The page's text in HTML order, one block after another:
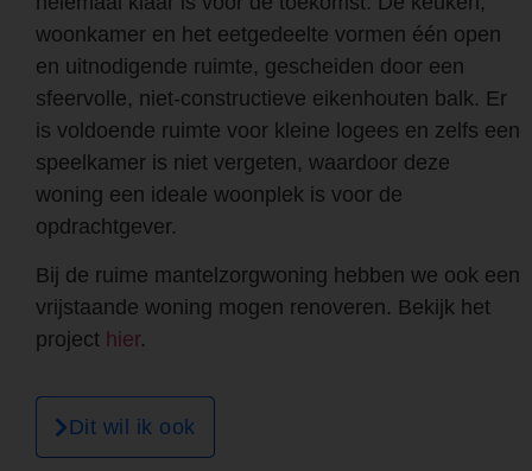
woonkamer en het eetgedeelte vormen één open
en uitnodigende ruimte, gescheiden door een
sfeervolle, niet-constructieve eikenhouten balk. Er
is voldoende ruimte voor kleine logees en zelfs een
speelkamer is niet vergeten, waardoor deze
woning een ideale woonplek is voor de
opdrachtgever.
Bij de ruime mantelzorgwoning hebben we ook een
vrijstaande woning mogen renoveren. Bekijk het
project hier.
Dit wil ik ook